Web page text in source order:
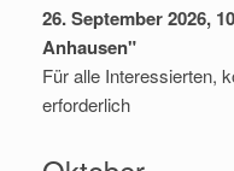
26. September 2026,
Anhausen"
Für alle Interessierten,
erforderlich